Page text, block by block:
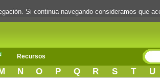
Recursos
N O P Q R S T U
Si continua navegando consideramos que